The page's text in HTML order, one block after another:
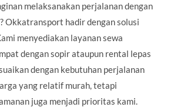
melaksanakan perjalanan dengan
Okkatransport hadir dengan solusi
menyediakan layanan sewa
dengan sopir ataupun rental lepas
dengan kebutuhan perjalanan
yang relatif murah, tetapi
juga menjadi prioritas kami.